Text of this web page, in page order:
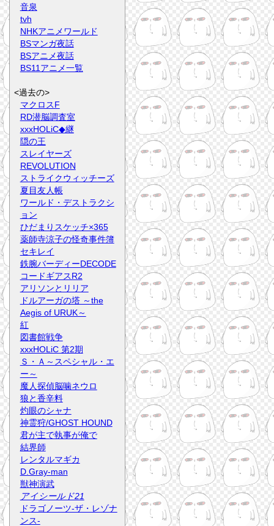
音泉
tvh
NHKアニメワールド
BSマンガ夜話
BSアニメ夜話
BS11アニメ一覧
<過去の>
マクロスF
RD潜脳調査室
xxxHOLiC◆継
隠の王
スレイヤーズ
REVOLUTION
ストライクウィッチーズ
夏目友人帳
ワールド・デストラクシ
ョン
ひだまりスケッチ×365
薬師寺涼子の怪奇事件簿
セキレイ
鉄腕バーディーDECODE
コードギアスR2
アリソンとリリア
ドルアーガの塔 ～the
Aegis of URUK～
紅
図書館戦争
xxxHOLiC 第2期
Ｓ・Ａ～スペシャル・エ
ー～
魔人探偵脳噛ネウロ
狼と香辛料
灼眼のシャナ
神霊狩/GHOST HOUND
君が主で執事が俺で
結界師
レンタルマギカ
D.Gray-man
獣神演武
アイシールド21
ドラゴノーツ-ザ・レゾナ
ンス-